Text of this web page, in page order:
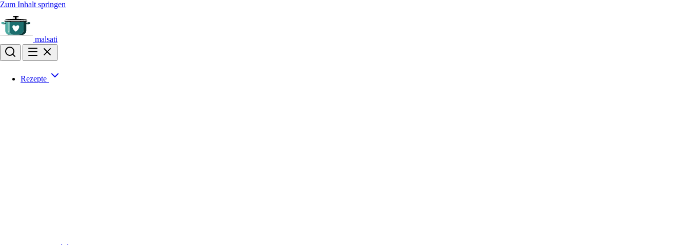
Zum Inhalt springen
malsati
Rezepte